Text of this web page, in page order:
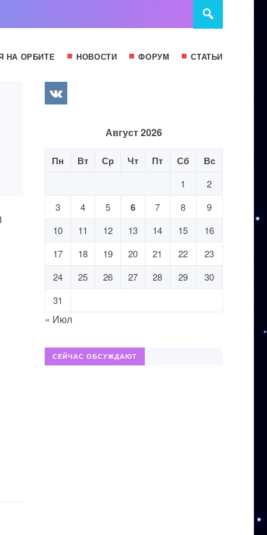
НА ОРБИТЕ НОВОСТИ ФОРУМ СТАТЬИ
Август 2026
Пн Вт Ср Чт Пт Сб Вс
1
2
3
4 5 6 7 8
9
10
11 12 13 14 15
16
17
18 19 20 21 22
23
24
25 26 27 28 29
30
31
« Июл
СЕЙЧАС ОБСУЖДАЮТ